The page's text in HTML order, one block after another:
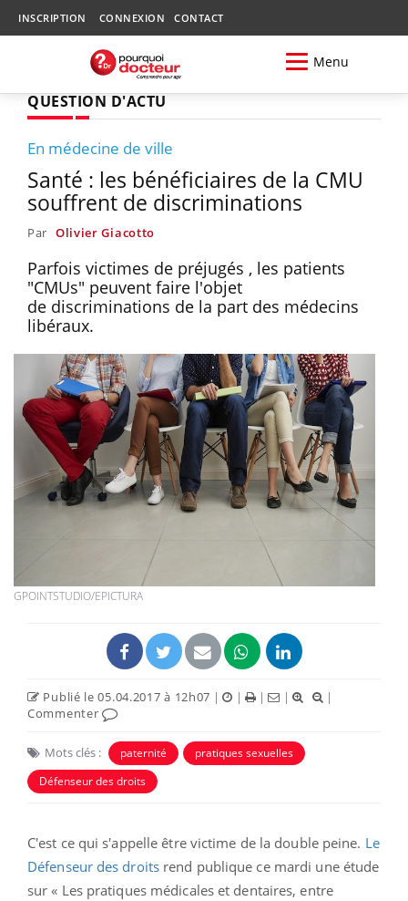
INSCRIPTION CONNEXION CONTACT
Menu
QUESTION D'ACTU
En médecine de ville
Santé : les bénéficiaires de la CMU
souffrent de discriminations
Par Olivier Giacotto
Parfois victimes de préjugés , les patients
"CMUs" peuvent faire l'objet
de discriminations de la part des médecins
libéraux.
GPOINTSTUDIO/EPICTURA
Publié le 05.04.2017 à 12h07 | | | |
|
Commenter
Mots clés : paternité
pratiques sexuelles
Défenseur des droits
C'est ce qui s'appelle être victime de la double peine. Le
Défenseur des droits rend publique ce mardi une étude
sur « Les pratiques médicales et dentaires, entre